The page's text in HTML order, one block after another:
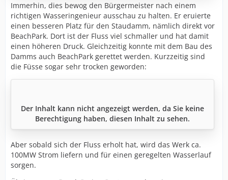
Immerhin, dies bewog den Bürgermeister nach einem
richtigen Wasseringenieur ausschau zu halten. Er eruierte
einen besseren Platz für den Staudamm, nämlich direkt vor
BeachPark. Dort ist der Fluss viel schmaller und hat damit
einen höheren Druck. Gleichzeitig konnte mit dem Bau des
Damms auch BeachPark gerettet werden. Kurzzeitig sind
die Füsse sogar sehr trocken geworden:
Der Inhalt kann nicht angezeigt werden, da Sie keine
Berechtigung haben, diesen Inhalt zu sehen.
Aber sobald sich der Fluss erholt hat, wird das Werk ca.
100MW Strom liefern und für einen geregelten Wasserlauf
sorgen.